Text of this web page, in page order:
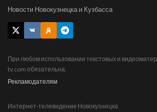
Новости Новокузнецка и Кузбасса
При любом использовании текстовых и
tv.com обязательна.
Рекламодателям
Интернет-телевидение Новокузнецка